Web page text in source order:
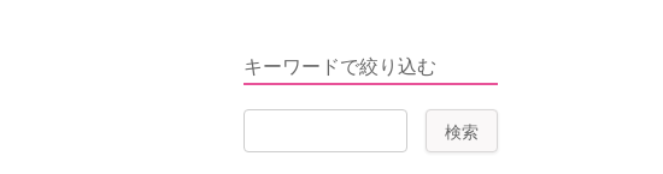
キーワードで絞り込む